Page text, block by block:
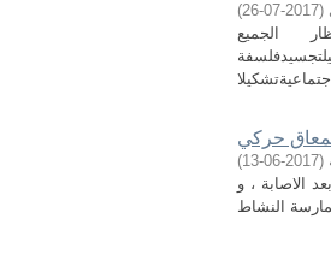
(
2017-07-26
)
الجميع
حركي
(
2017-06-13
)
الاصابة ، و